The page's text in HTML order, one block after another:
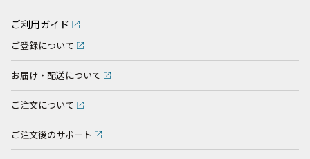
ご利用ガイド
ご登録について
お届け・配送について
ご注文について
ご注文後のサポート